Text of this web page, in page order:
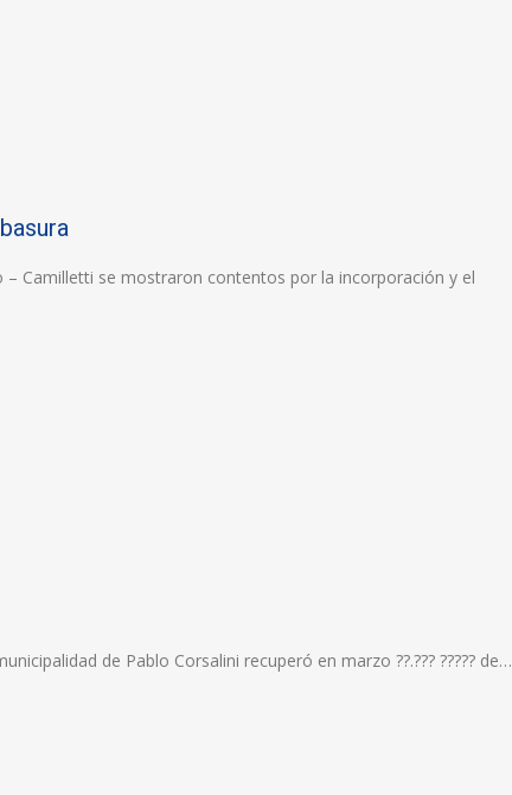
Camilletti se mostraron contentos por la incorporación y el
de Pablo Corsalini recuperó en marzo ??.??? ????? de…